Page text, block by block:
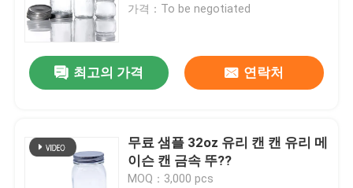
홈
회사 소개
가격：To be negotiated
최고의 가격 연락처
무료 샘플 32oz 유리 캔 캔 유리 메
이슨 캔 금속 뚜??
MOQ：3,000 pcs